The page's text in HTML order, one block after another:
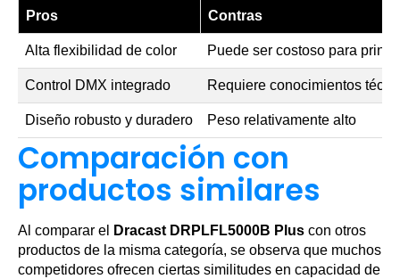
Pros Contras
Alta flexibilidad de color Puede ser costoso para
Control DMX integrado Requiere conocimientos
Diseño robusto y duradero Peso relativamente alto
Comparación con
productos similares
Al comparar el Dracast DRPLFL5000B Plus con otros
productos de la misma categoría, se observa que muchos
competidores ofrecen ciertas similitudes en capacidad de